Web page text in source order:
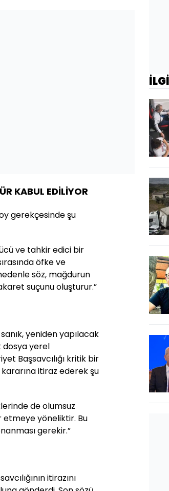
KABUL EDİLİYOR
gerekçesinde şu
ve tahkir edici bir
öfke ve
söz, mağdurun
suçunu oluşturur.”
yeniden yapılacak
dosya yerel
Başsavcılığı kritik bir
kararına itiraz ederek şu
de olumsuz
etmeye yöneliktir. Bu
gerekir.”
itirazını